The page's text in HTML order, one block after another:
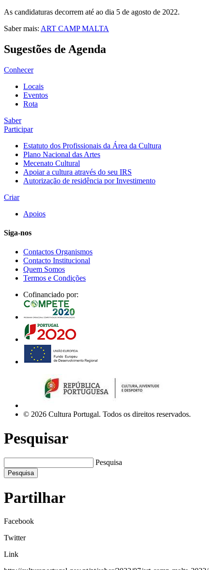
As candidaturas decorrem até ao dia 5 de agosto de 2022.
Saber mais: ART CAMP MALTA
Sugestões de Agenda
Conhecer
Locais
Eventos
Rota
Saber
Participar
Estatuto dos Profissionais da Área da Cultura
Plano Nacional das Artes
Mecenato Cultural
Apoiar a cultura através do seu IRS
Autorização de residência por Investimento
Criar
Apoios
Siga-nos
Contactos Organismos
Contacto Institucional
Quem Somos
Termos e Condições
Cofinanciado por:
© 2026 Cultura Portugal. Todos os direitos reservados.
Pesquisar
Pesquisa
Pesquisa
Partilhar
Facebook
Twitter
Link